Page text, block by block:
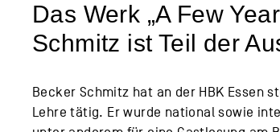
Das Werk „A Few
Schmitz ist Teil der
Becker Schmitz hat an der HBK Essen
Lehre tätig. Er wurde national sowie